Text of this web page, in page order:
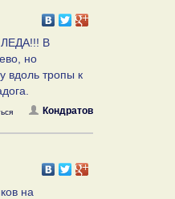
ЛЕДА!!! В
но
вдоль тропы к
Кондратов
на